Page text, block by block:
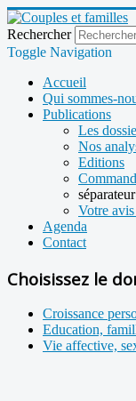
Rechercher
Toggle Navigation
Accueil
Qui sommes-
Publications
Les
Nos
Editions
séparateur
Votre
Agenda
Contact
Choisissez le
Croissance
Education,
Vie affective,